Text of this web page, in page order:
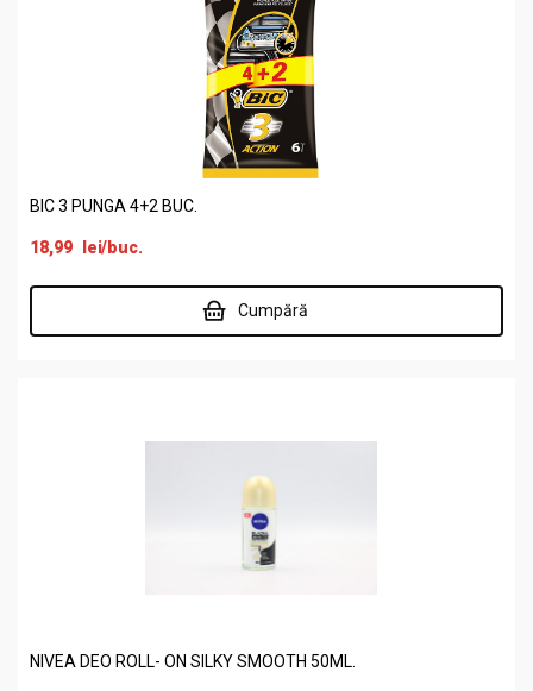
BIC 3 PUNGA 4+2 BUC.
18,99 lei/buc.
Cumpără
NIVEA DEO ROLL- ON SILKY SMOOTH 50ML.